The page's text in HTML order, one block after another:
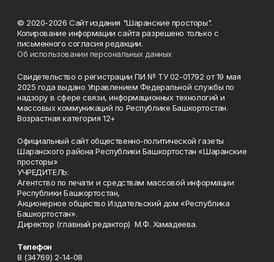
© 2020-2026 Сайт издания "Шаранские просторы".
Копирование информации сайта разрешено только с
письменного согласия редакции.
Об использовании персональных данных
Свидетельство о регистрации ПИ № ТУ 02-01792 от 19 мая
2025 года выдано Управлением Федеральной службы по
надзору в сфере связи, информационных технологий и
массовых коммуникаций по Республике Башкортостан.
Возрастная категория 12+
Официальный сайт общественно-политической газеты
Шаранского района Республики Башкортостан «Шаранские
просторы»
УЧРЕДИТЕЛЬ:
Агентство по печати и средствам массовой информации
Республики Башкортостан,
Акционерное общество Издательский дом «Республика
Башкортостан».
Директор (главный редактор) М.Ф. Хамадеева.
Телефон
8 (34769) 2-14-08